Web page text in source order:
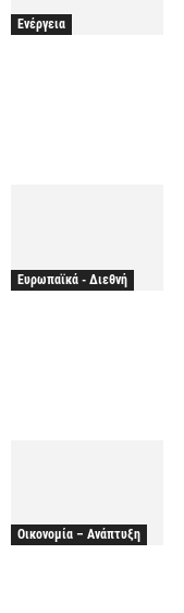
Ενέργεια
Ευρωπαϊκά - Διεθνή
Οικονομία – Ανάπτυξη